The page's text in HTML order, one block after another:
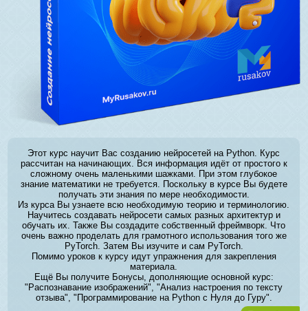
Этот курс научит Вас созданию нейросетей на Python. Курс
рассчитан на начинающих. Вся информация идёт от простого к
сложному очень маленькими шажками. При этом глубокое
знание математики не требуется. Поскольку в курсе Вы будете
получать эти знания по мере необходимости.
Из курса Вы узнаете всю необходимую теорию и терминологию.
Научитесь создавать нейросети самых разных архитектур и
обучать их. Также Вы создадите собственный фреймворк. Что
очень важно проделать для грамотного использования того же
PyTorch. Затем Вы изучите и сам PyTorch.
Помимо уроков к курсу идут упражнения для закрепления
материала.
Ещё Вы получите Бонусы, дополняющие основной курс:
"Распознавание изображений", "Анализ настроения по тексту
отзыва", "Программирование на Python с Нуля до Гуру".